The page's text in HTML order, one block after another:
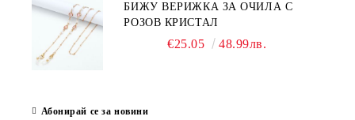
БИЖУ ВЕРИЖКА ЗА ОЧИЛА С
РОЗОВ КРИСТАЛ
€25.05 48.99лв.
Абонирай се за новини